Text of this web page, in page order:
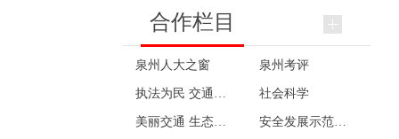
合作栏目
泉州人大之窗 泉州考评
执法为民 交通先行 社会科学
美丽交通 生态公路 安全发展示范城市